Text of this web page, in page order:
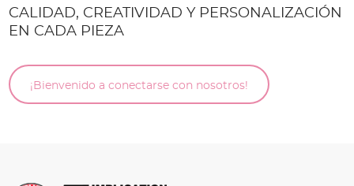
CALIDAD, CREATIVIDAD Y PERSONALIZACIÓN
EN CADA PIEZA
¡Bienvenido a conectarse con nosotros!